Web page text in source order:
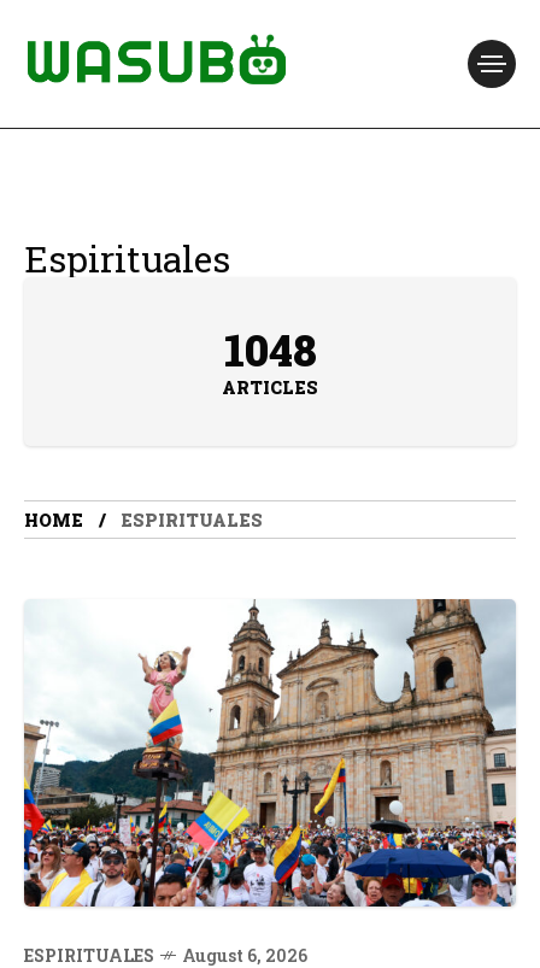
Espirituales
1048
ARTICLES
HOME ESPIRITUALES
ESPIRITUALES August 6, 2026